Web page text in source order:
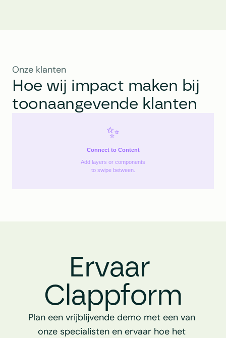
Onze klanten
Hoe wij impact maken bij
toonaangevende klanten
✨
Connect to Content
Add layers or components
to swipe between.
Ervaar
Clappform
Plan een vrijblijvende demo met een van
onze specialisten en ervaar hoe het